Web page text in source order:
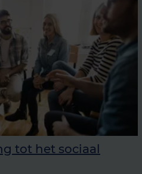
tot het sociaal